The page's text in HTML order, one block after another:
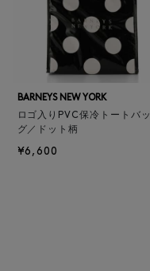
BARNEYS NEW YORK
ロゴ入りPVC保冷トートバッ
グ／ドット柄
¥6,600